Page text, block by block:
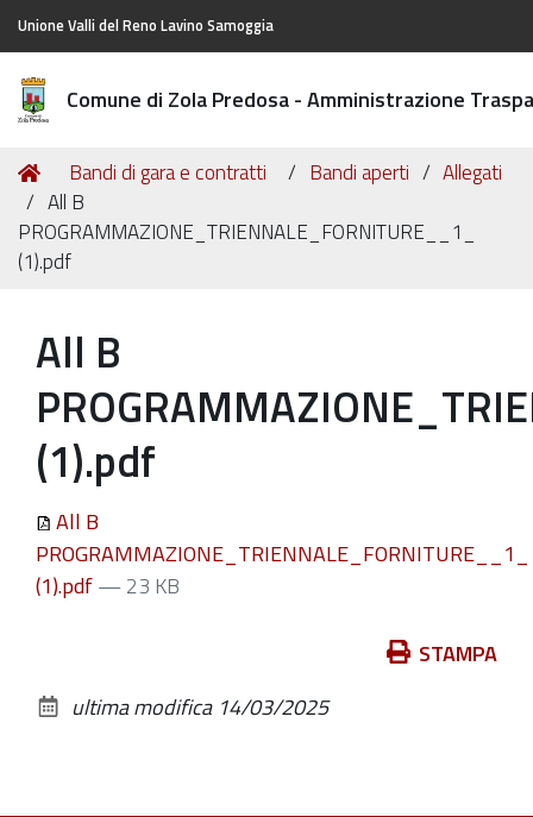
Unione Valli del Reno Lavino Samoggia
Comune di Zola Predosa - Amministrazione
Tu
sei
qui:
Home
Bandi di gara e contratti Bandi aperti
Allegati
All B
PROGRAMMAZIONE_TRIENNALE_FORNITURE__1_
(1).pdf
All B
(1).pdf
All B
PROGRAMMAZIONE_TRIENNALE_FORNITURE__1_
(1).pdf— 23 KB
documento
STAMPA
ultima modifica 14/03/2025